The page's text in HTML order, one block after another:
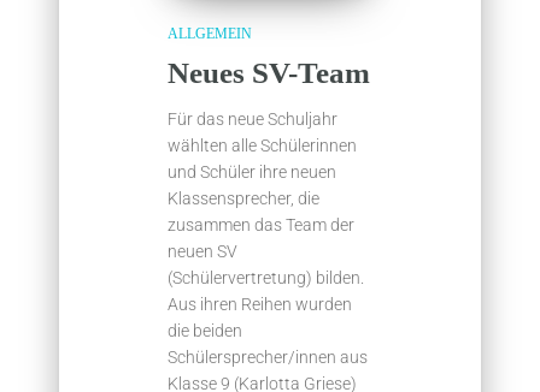
ALLGEMEIN
Neues SV-Team
Für das neue Schuljahr
wählten alle Schülerinnen
und Schüler ihre neuen
Klassensprecher, die
zusammen das Team der
neuen SV
(Schülervertretung) bilden.
Aus ihren Reihen wurden
die beiden
Schülersprecher/innen aus
Klasse 9 (Karlotta Griese)